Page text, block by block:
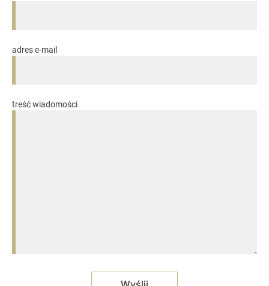
adres e-mail
treść wiadomości